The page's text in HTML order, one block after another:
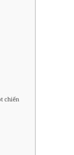
chiến